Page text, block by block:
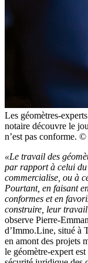
Les géomètres-
notaire découvre le
n’est pas conforme.
«Le travail des
par rapport à celui du
commercialise, ou à
Pourtant, en faisant
conformes et en
construire, leur travail
observe Pierre-
d’Immo.Line, situé à
en amont des projets
le géomètre-expert